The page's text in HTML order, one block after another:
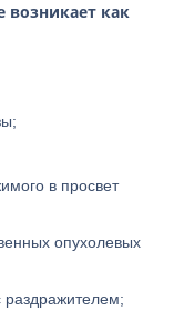
возникает как
в просвет
опухолевых
раздражителем;